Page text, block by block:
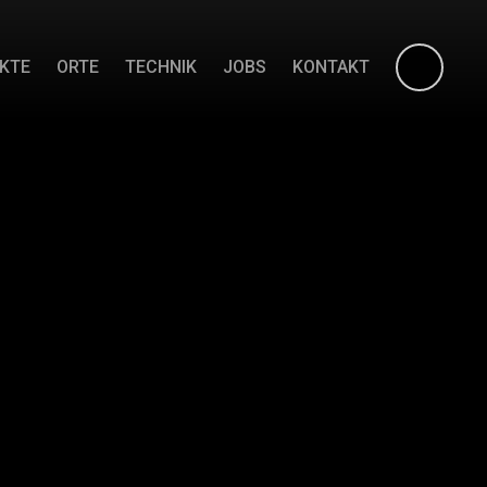
ORTE TECHNIK JOBS KONTAKT